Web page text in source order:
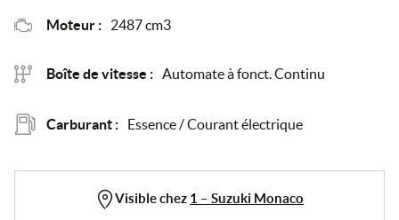
Moteur : 2487 cm3
Boîte de vitesse : Automate à fonct. Continu
Carburant : Essence / Courant électrique
Visible chez 1 – Suzuki Monaco